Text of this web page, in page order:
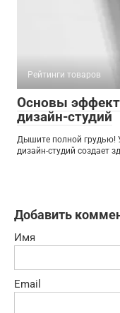
Рейтинги товаров
Основы
дизайн-студий
Дышите полной грудью!
дизайн-студий создает
Добавить
Имя
Email